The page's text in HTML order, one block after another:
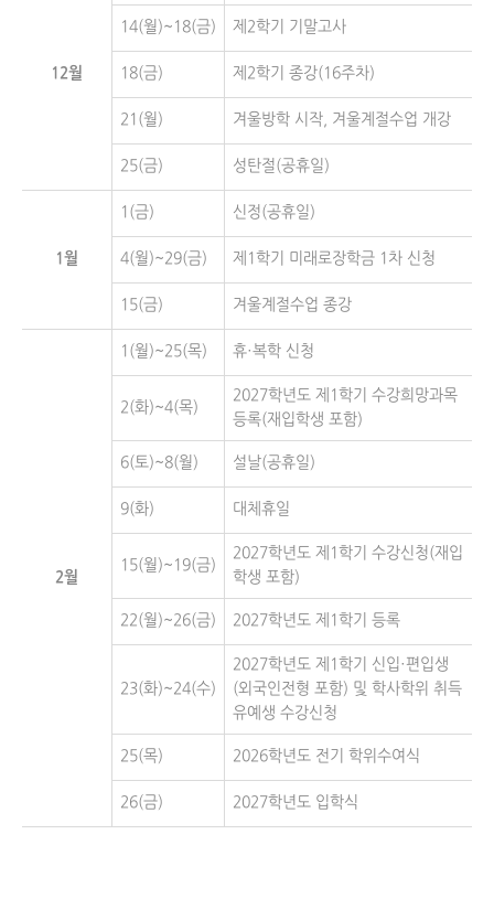
12월
14(월)~18(금) 제2학기 기말고사
18(금) 제2학기 종강(16주차)
21(월) 겨울방학 시작, 겨울계절수업 개강
25(금) 성탄절(공휴일)
1월
1(금) 신정(공휴일)
4(월)~29(금) 제1학기 미래로장학금 1차 신청
15(금) 겨울계절수업 종강
2월
1(월)~25(목) 휴·복학 신청
2(화)~4(목)
2027학년도 제1학기 수강희망과목
등록(재입학생 포함)
6(토)~8(월) 설날(공휴일)
9(화) 대체휴일
15(월)~19(금)
2027학년도 제1학기 수강신청(재입
학생 포함)
22(월)~26(금) 2027학년도 제1학기 등록
23(화)~24(수)
2027학년도 제1학기 신입·편입생
(외국인전형 포함) 및 학사학위 취득
유예생 수강신청
25(목) 2026학년도 전기 학위수여식
26(금) 2027학년도 입학식